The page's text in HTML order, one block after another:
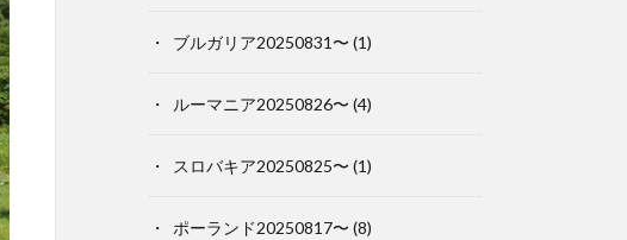
ブルガリア20250831〜 (1)
ルーマニア20250826〜 (4)
スロバキア20250825〜 (1)
ポーランド20250817〜 (8)